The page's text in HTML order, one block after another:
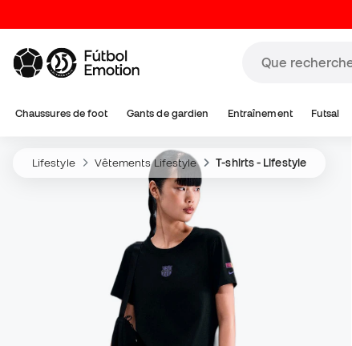
Chaussures de foot Gants de gardien Entraînement Futsal
Lifestyle Vêtements Lifestyle T-shirts - Lifestyle